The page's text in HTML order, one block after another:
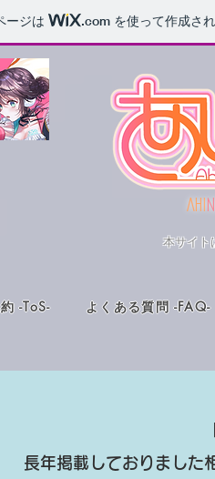
ージは .com を使って作成さ
AHI
本サイト
-ToS- よくある質問 -FAQ-
長年掲載しておりました